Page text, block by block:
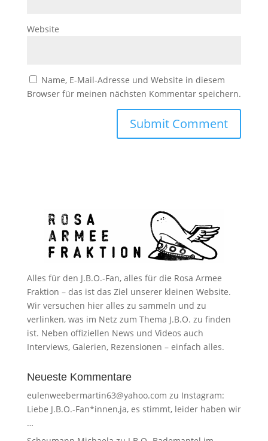
Website
Name, E-Mail-Adresse und Website in diesem
Browser für meinen nächsten Kommentar speichern.
Alles für den J.B.O.-Fan, alles für die Rosa Armee
Fraktion – das ist das Ziel unserer kleinen Website.
Wir versuchen hier alles zu sammeln und zu
verlinken, was im Netz zum Thema J.B.O. zu finden
ist. Neben offiziellen News und Videos auch
Interviews, Galerien, Rezensionen – einfach alles.
Neueste Kommentare
eulenweebermartin63@yahoo.com zu Instagram:
Liebe J.B.O.-Fan*innen,ja, es stimmt, leider haben wir
…